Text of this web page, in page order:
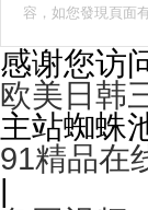
容，如您發現頁面
感谢您访
欧美日韩
主站蜘蛛
91精品在
|